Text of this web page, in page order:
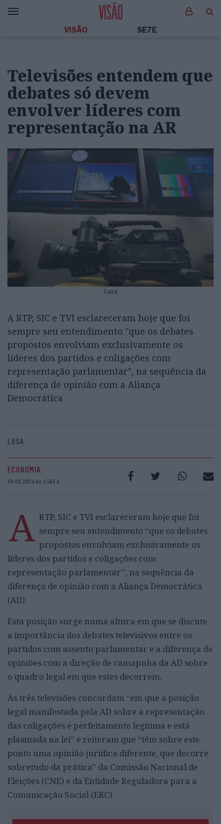
VISÃO SE7E
Televisões entendem que
debates só devem
envolver líderes com
representação na AR
Lusa
A RTP, SIC e TVI esclareceram hoje que foi
sempre seu entendimento "que os debates
propostos envolviam exclusivamente os
líderes dos partidos e coligações com
representação parlamentar", na sequência da
diferença de opinião com a Aliança
Democrática
LUSA
ECONOMIA
09.02.2024 às 15h14
A RTP, SIC e TVI esclareceram hoje que foi
sempre seu entendimento “que os debates
propostos envolviam exclusivamente os
líderes dos partidos e coligações com
representação parlamentar”, na sequência da
diferença de opinião com a Aliança Democrática
(AD).
Esta posição surge numa altura em que se discute
a importância dos debates televisivos entre os
partidos com assento parlamentar e a diferença de
opiniões com a direção de camapnha da AD sobre
o quadro legal em que estes decorrem.
As três televisões concordam “em que a posição
legal manifestada pela AD sobre a representação
das coligações é perfeitamente legítima e está
plasmada na lei” e reiteram que “têm sobre este
ponto uma opinião jurídica diferente, que decorre
sobretudo da prática” da Comissão Nacional de
Eleições (CNE) e da Entidade Reguladora para a
Comunicação Social (ERC).